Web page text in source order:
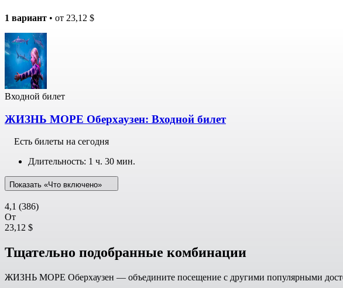
1 вариант • от 23,12 $
Входной билет
ЖИЗНЬ МОРЕ Оберхаузен: Входной билет
Есть билеты на сегодня
Длительность: 1 ч. 30 мин.
Показать «Что включено»
4,1 (386)
От
23,12 $
Тщательно подобранные комбинации
ЖИЗНЬ МОРЕ Оберхаузен — объедините посещение с другими популярными